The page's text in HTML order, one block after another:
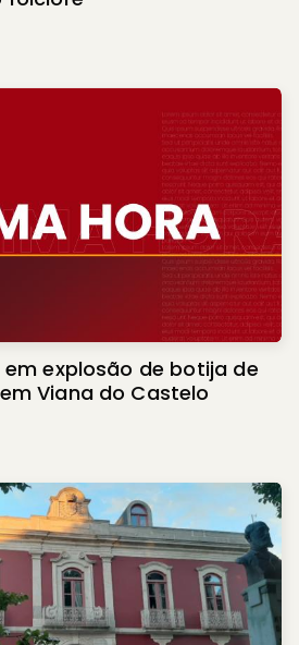
explosão de botija de
Viana do Castelo